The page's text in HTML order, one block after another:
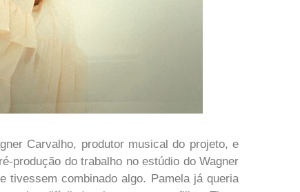
Carvalho, produtor musical do projeto, e
produção do trabalho no estúdio do Wagner
tivessem combinado algo. Pamela já queria